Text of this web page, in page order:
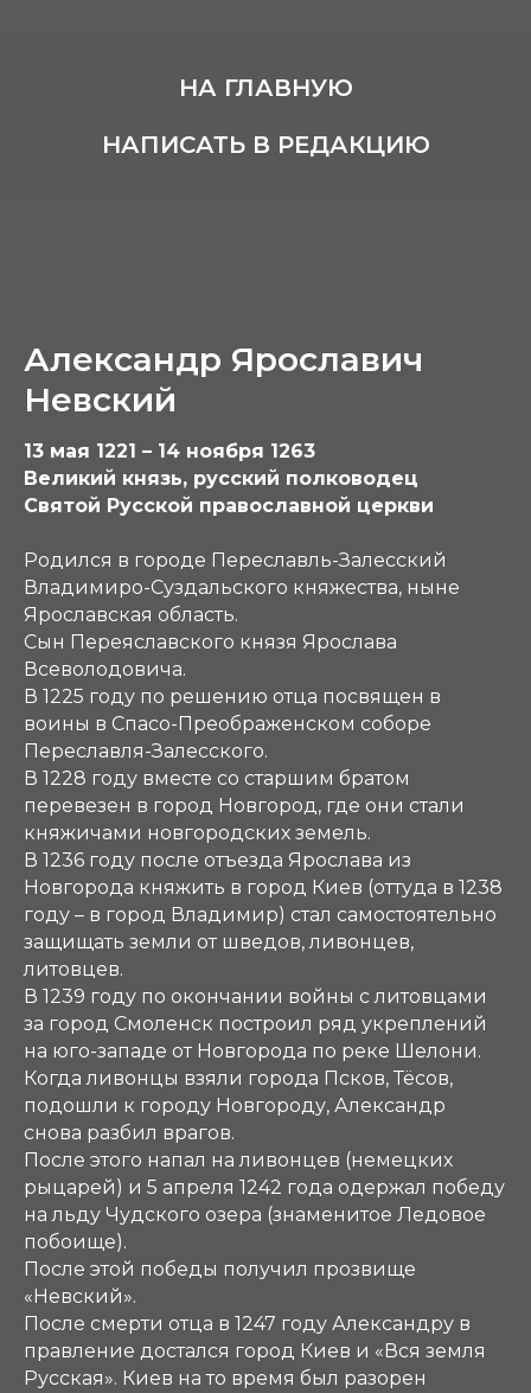
НА ГЛАВНУЮ
НАПИСАТЬ В РЕДАКЦИЮ
Александр Ярославич
Невский
13 мая 1221 – 14 ноября 1263
Великий князь, русский полководец
Святой Русской православной церкви
Родился в городе Переславль-Залесский
Владимиро-Суздальского княжества, ныне
Ярославская область.
Сын Переяславского князя Ярослава
Всеволодовича.
В 1225 году по решению отца посвящен в
воины в Спасо-Преображенском соборе
Переславля-Залесского.
В 1228 году вместе со старшим братом
перевезен в город Новгород, где они стали
княжичами новгородских земель.
В 1236 году после отъезда Ярослава из
Новгорода княжить в город Киев (оттуда в 1238
году – в город Владимир) стал самостоятельно
защищать земли от шведов, ливонцев,
литовцев.
В 1239 году по окончании войны с литовцами
за город Смоленск построил ряд укреплений
на юго-западе от Новгорода по реке Шелони.
Когда ливонцы взяли города Псков, Тёсов,
подошли к городу Новгороду, Александр
снова разбил врагов.
После этого напал на ливонцев (немецких
рыцарей) и 5 апреля 1242 года одержал победу
на льду Чудского озера (знаменитое Ледовое
побоище).
После этой победы получил прозвище
«Невский».
После смерти отца в 1247 году Александру в
правление достался город Киев и «Вся земля
Русская». Киев на то время был разорен